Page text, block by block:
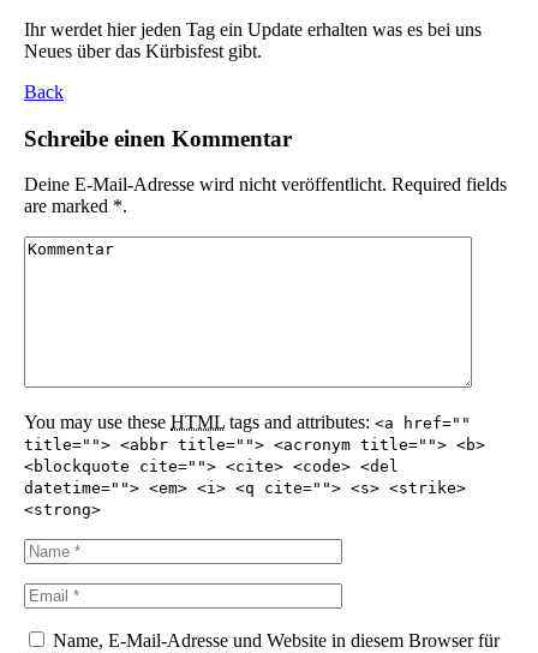
Ihr werdet hier jeden Tag ein Update erhalten was es bei uns
Neues über das Kürbisfest gibt.
Back
Schreibe einen Kommentar
Deine E-Mail-Adresse wird nicht veröffentlicht. Required fields
are marked *.
You may use these HTML tags and attributes: <a href=""
title=""> <abbr title=""> <acronym title=""> <b>
<blockquote cite=""> <cite> <code> <del
datetime=""> <em> <i> <q cite=""> <s> <strike>
<strong>
Name, E-Mail-Adresse und Website in diesem Browser für